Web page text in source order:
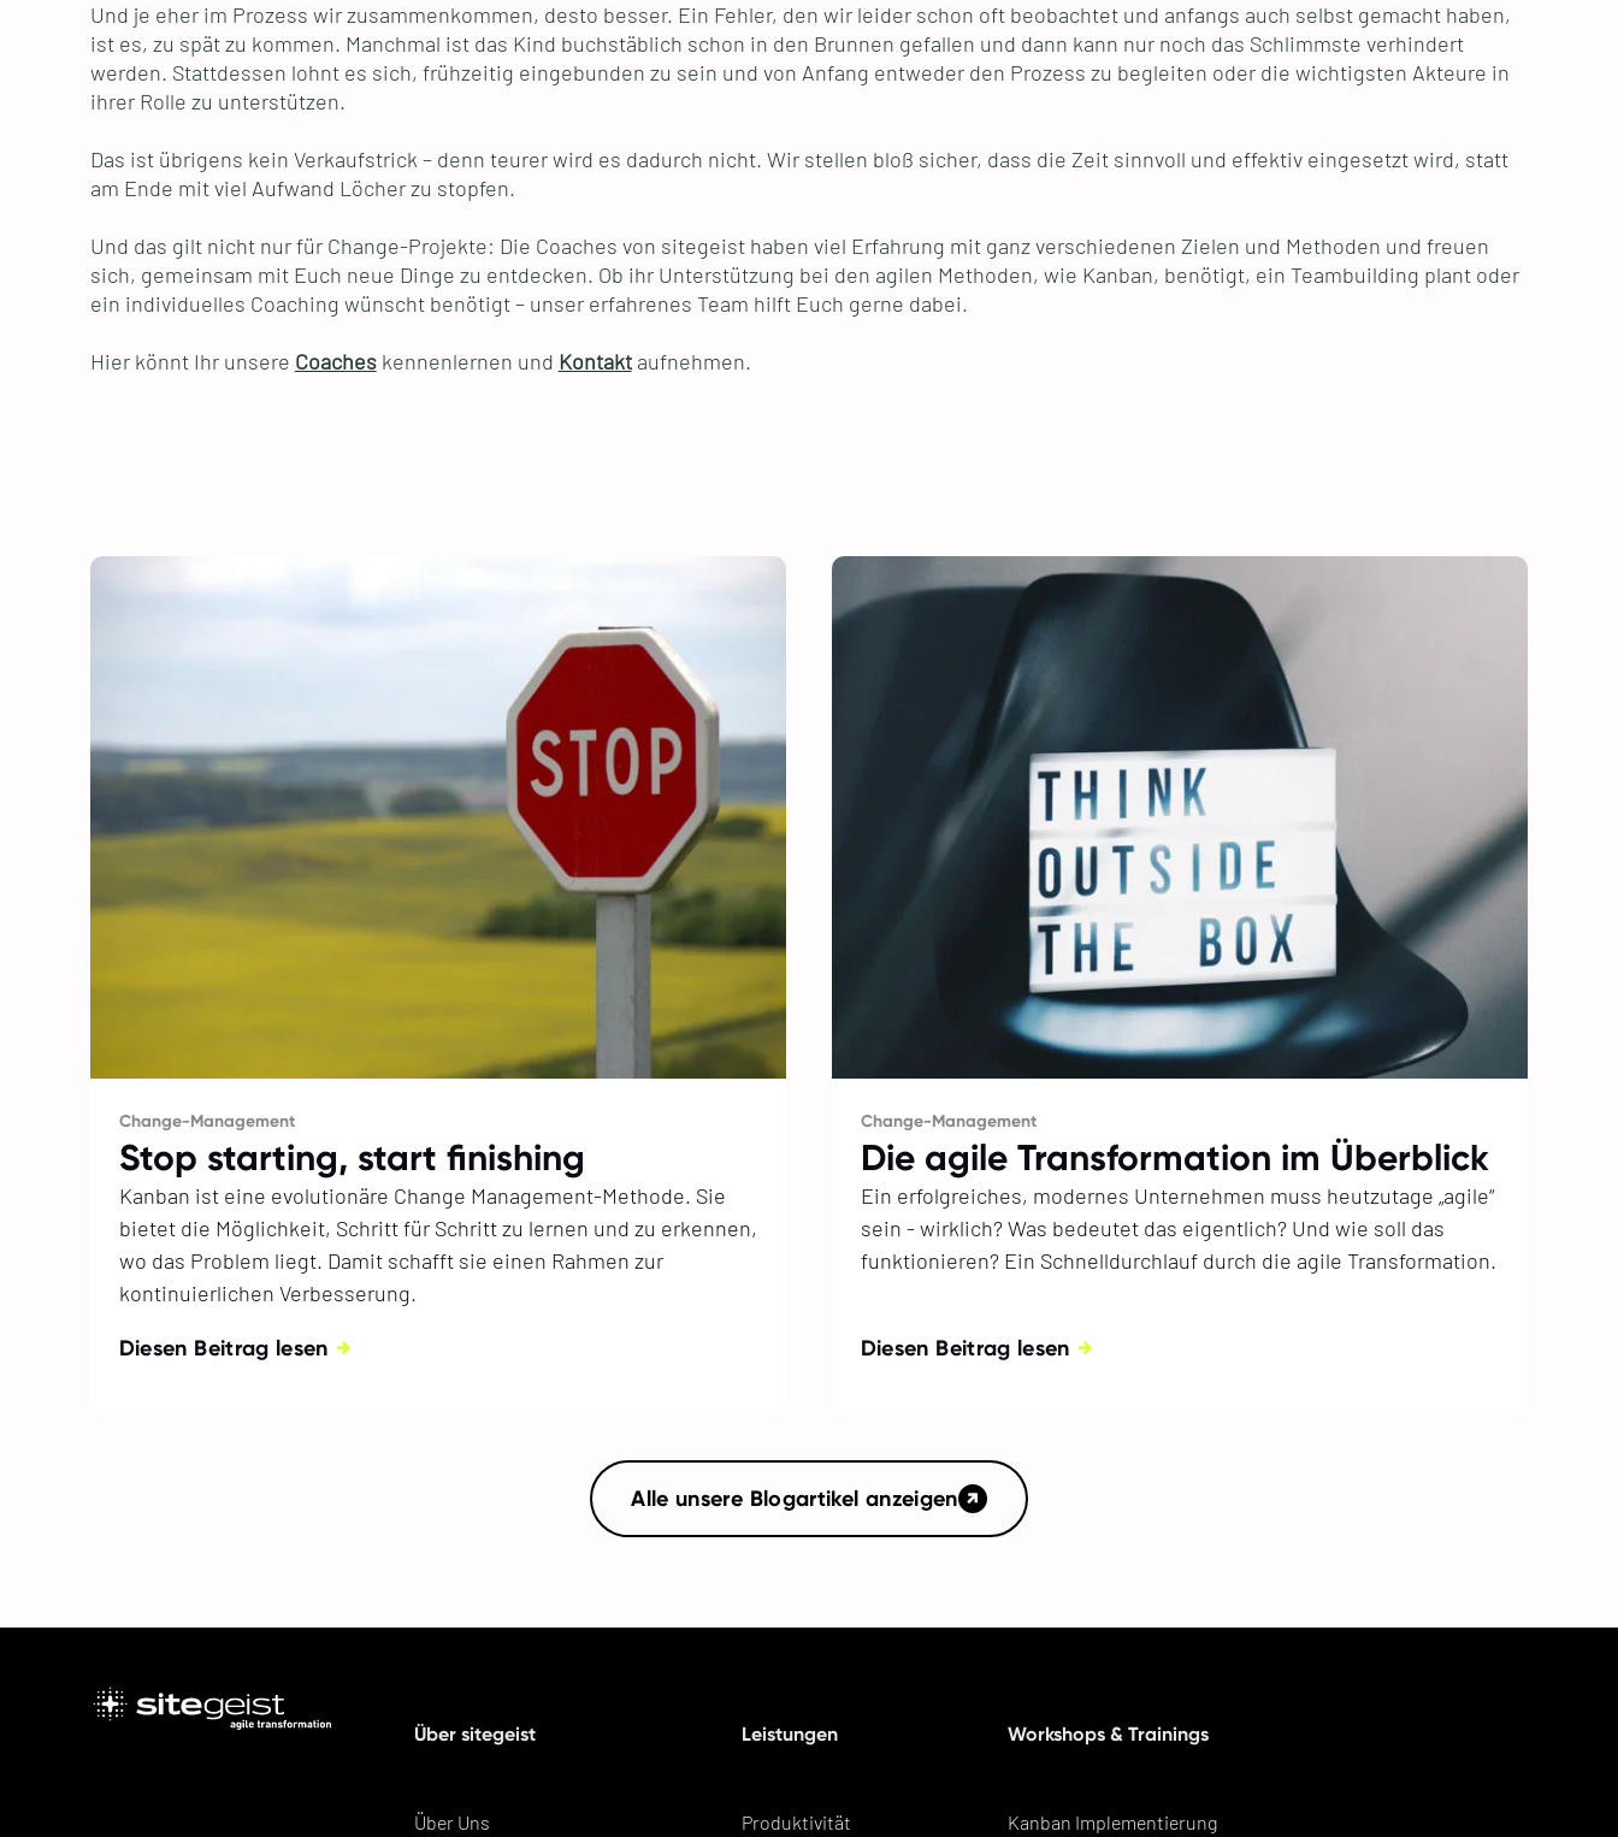
Und je eher im Prozess wir zusammenkommen, desto besser. Ein Fehler, den wir leider schon oft beobachtet und anfangs auch selbst gemacht haben,
ist es, zu spät zu kommen. Manchmal ist das Kind buchstäblich schon in den Brunnen gefallen und dann kann nur noch das Schlimmste verhindert
werden. Stattdessen lohnt es sich, frühzeitig eingebunden zu sein und von Anfang entweder den Prozess zu begleiten oder die wichtigsten Akteure in
ihrer Rolle zu unterstützen.
Das ist übrigens kein Verkaufstrick – denn teurer wird es dadurch nicht. Wir stellen bloß sicher, dass die Zeit sinnvoll und effektiv eingesetzt wird, statt
am Ende mit viel Aufwand Löcher zu stopfen.
Und das gilt nicht nur für Change-Projekte: Die Coaches von sitegeist haben viel Erfahrung mit ganz verschiedenen Zielen und Methoden und freuen
sich, gemeinsam mit Euch neue Dinge zu entdecken. Ob ihr Unterstützung bei den agilen Methoden, wie Kanban, benötigt, ein Teambuilding plant oder
ein individuelles Coaching wünscht benötigt – unser erfahrenes Team hilft Euch gerne dabei.
Hier könnt Ihr unsere Coacheskennenlernen und Kontaktaufnehmen.
Change-Management
Stop starting, start finishing
Kanban ist eine evolutionäre Change Management-Methode. Sie
bietet die Möglichkeit, Schritt für Schritt zu lernen und zu erkennen,
wo das Problem liegt. Damit schafft sie einen Rahmen zur
kontinuierlichen Verbesserung.
Diesen Beitrag lesen
Change-Management
Die agile Transformation im Überblick
Ein erfolgreiches, modernes Unternehmen muss heutzutage „agile“
sein - wirklich? Was bedeutet das eigentlich? Und wie soll das
funktionieren? Ein Schnelldurchlauf durch die agile Transformation.
Diesen Beitrag lesen
Alle unsere Blogartikel anzeigen
Über sitegeist
Über Uns
Leistungen
Produktivität
Workshops & Trainings
Kanban Implementierung